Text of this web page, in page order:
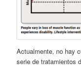
Actualmente, no hay
serie de tratamientos